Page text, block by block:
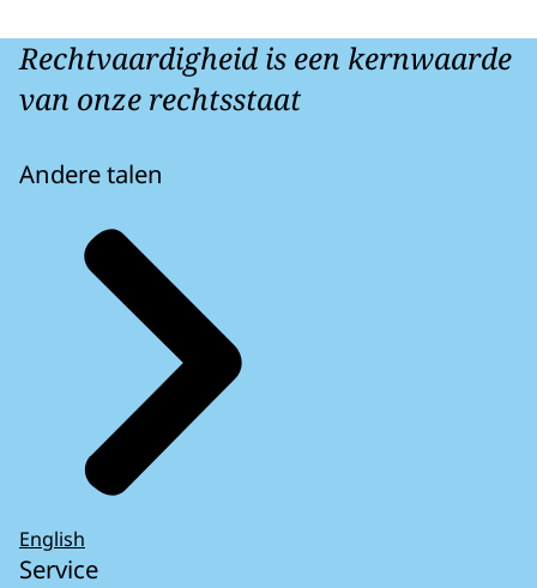
Rechtvaardigheid is een kernwaarde
van onze rechtsstaat
Andere talen
English
Service